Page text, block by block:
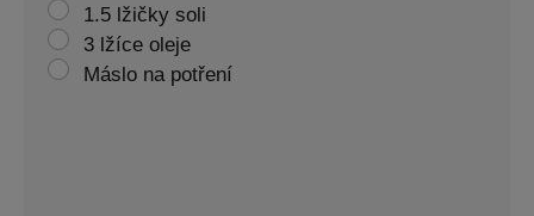
1.5 lžičky soli
3 lžíce oleje
Máslo na potření